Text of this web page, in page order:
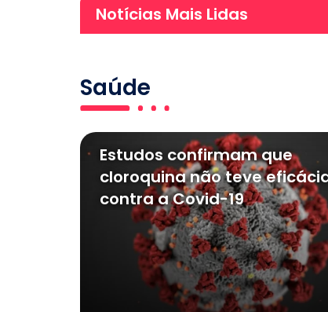
Notícias Mais Lidas
Saúde
Estudos confirmam que
cloroquina não teve
contra a Covid-19